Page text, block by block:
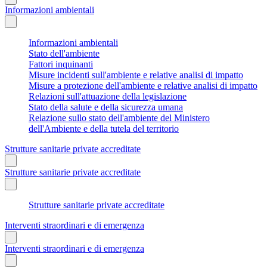
Informazioni ambientali
Informazioni ambientali
Stato dell'ambiente
Fattori inquinanti
Misure incidenti sull'ambiente e relative analisi di impatto
Misure a protezione dell'ambiente e relative analisi di impatto
Relazioni sull'attuazione della legislazione
Stato della salute e della sicurezza umana
Relazione sullo stato dell'ambiente del Ministero
dell'Ambiente e della tutela del territorio
Strutture sanitarie private accreditate
Strutture sanitarie private accreditate
Strutture sanitarie private accreditate
Interventi straordinari e di emergenza
Interventi straordinari e di emergenza